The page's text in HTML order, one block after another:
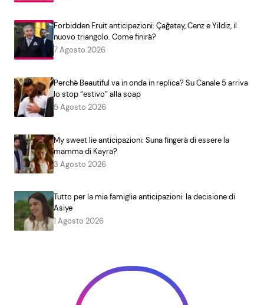
Forbidden Fruit anticipazioni: Çağatay, Cenz e Yildiz, il
nuovo triangolo. Come finirà?
7 Agosto 2026
Perchè Beautiful va in onda in replica? Su Canale 5 arriva
lo stop “estivo” alla soap
5 Agosto 2026
My sweet lie anticipazioni: Suna fingerà di essere la
mamma di Kayra?
3 Agosto 2026
Tutto per la mia famiglia anticipazioni: la decisione di
Asiye
1 Agosto 2026